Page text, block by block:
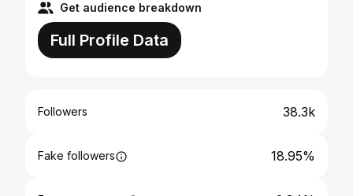
Get audience breakdown
Full Profile Data
Followers 38.3k
Fake followers 18.95%